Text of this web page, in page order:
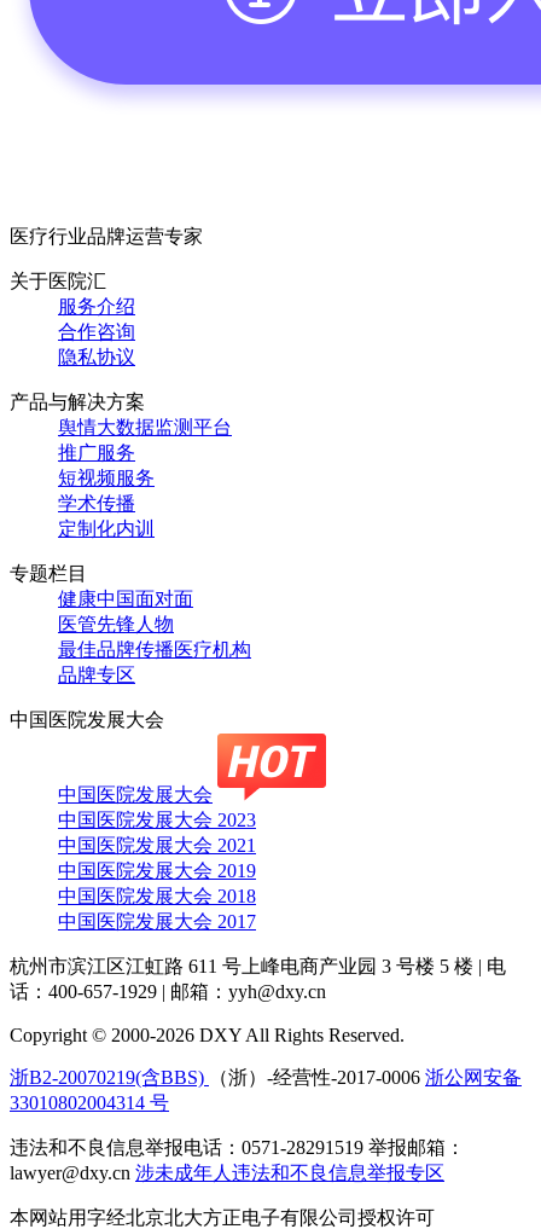
医疗行业品牌运营专家
关于医院汇
服务介绍
合作咨询
隐私协议
产品与解决方案
舆情大数据监测平台
推广服务
短视频服务
学术传播
定制化内训
专题栏目
健康中国面对面
医管先锋人物
最佳品牌传播医疗机构
品牌专区
中国医院发展大会
中国医院发展大会
中国医院发展大会 2023
中国医院发展大会 2021
中国医院发展大会 2019
中国医院发展大会 2018
中国医院发展大会 2017
杭州市滨江区江虹路 611 号上峰电商产业园 3 号楼 5 楼 | 电
话：400-657-1929 | 邮箱：yyh@dxy.cn
Copyright © 2000-2026 DXY All Rights Reserved.
浙B2-20070219(含BBS) （浙）-经营性-2017-0006 浙公网安备
33010802004314 号
违法和不良信息举报电话：0571-28291519 举报邮箱：
lawyer@dxy.cn 涉未成年人违法和不良信息举报专区
本网站用字经北京北大方正电子有限公司授权许可